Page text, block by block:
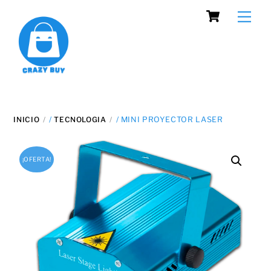
content
Cart
INICIO /TECNOLOGIA / MINI PROYECTOR LASER
¡OFERTA!